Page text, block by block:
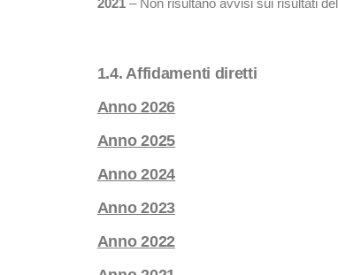
1.4. Affidamenti diretti
Anno 2026
Anno 2025
Anno 2024
Anno 2023
Anno 2022